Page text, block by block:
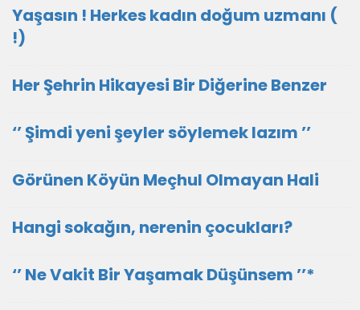
Yaşasın ! Herkes kadın doğum uzmanı (
!)
Her Şehrin Hikayesi Bir Diğerine Benzer
‘’ Şimdi yeni şeyler söylemek lazım ’’
Görünen Köyün Meçhul Olmayan Hali
Hangi sokağın, nerenin çocukları?
‘’ Ne Vakit Bir Yaşamak Düşünsem ’’*